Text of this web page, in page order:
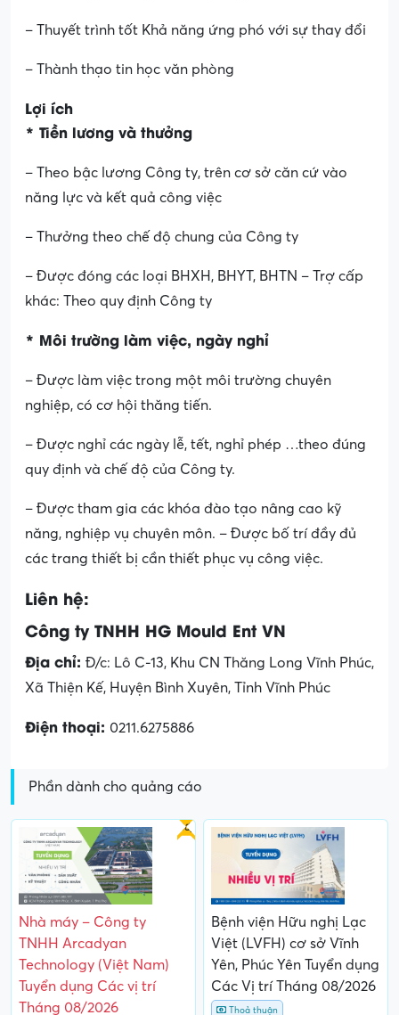
– Thuyết trình tốt Khả năng ứng phó với sự thay đổi
– Thành thạo tin học văn phòng
Lợi ích
* Tiền lương và thưởng
– Theo bậc lương Công ty, trên cơ sở căn cứ vào
năng lực và kết quả công việc
– Thưởng theo chế độ chung của Công ty
– Được đóng các loại BHXH, BHYT, BHTN – Trợ cấp
khác: Theo quy định Công ty
* Môi trường làm việc, ngày nghỉ
– Được làm việc trong một môi trường chuyên
nghiệp, có cơ hội thăng tiến.
– Được nghỉ các ngày lễ, tết, nghỉ phép …theo đúng
quy định và chế độ của Công ty.
– Được tham gia các khóa đào tạo nâng cao kỹ
năng, nghiệp vụ chuyên môn. – Được bố trí đầy đủ
các trang thiết bị cần thiết phục vụ công việc.
Liên hệ:
Công ty TNHH HG Mould Ent VN
Địa chỉ: Đ/c: Lô C-13, Khu CN Thăng Long Vĩnh Phúc,
Xã Thiện Kế, Huyện Bình Xuyên, Tỉnh Vĩnh Phúc
Điện thoại: 0211.6275886
Phần dành cho quảng cáo
Gấp
Nhà máy – Công ty
TNHH Arcadyan
Technology (Việt Nam)
Tuyển dụng Các vị trí
Tháng 08/2026
Bệnh viện Hữu nghị Lạc
Việt (LVFH) cơ sở Vĩnh
Yên, Phúc Yên Tuyển dụng
Các Vị trí Tháng 08/2026
Thoả thuận